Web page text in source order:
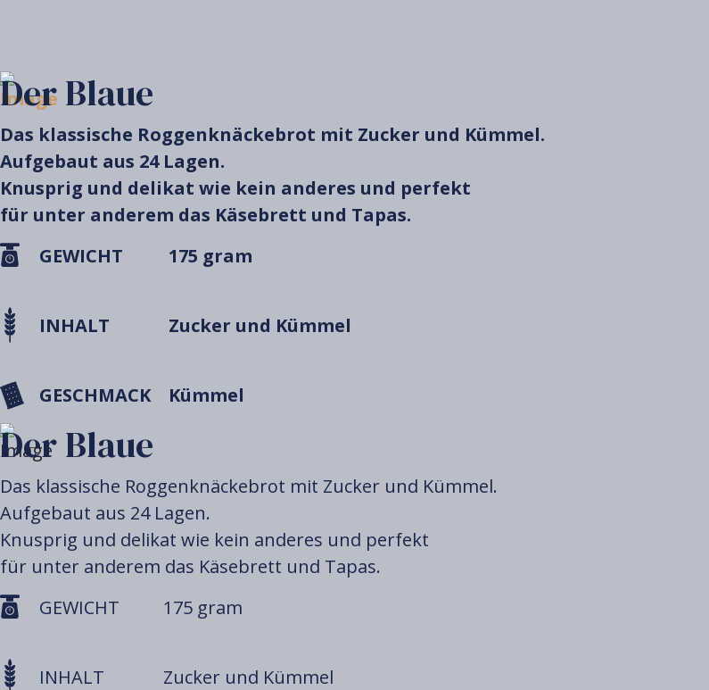
Der Blaue
Das klassische Roggenknäckebrot mit Zucker und Kümmel.
Aufgebaut aus 24 Lagen.
Knusprig und delikat wie kein anderes und perfekt
für unter anderem das Käsebrett und Tapas.
GEWICHT
175 gram
INHALT Zucker und Kümmel
GESCHMACK Kümmel
Der Blaue
Das klassische Roggenknäckebrot mit Zucker und Kümmel.
Aufgebaut aus 24 Lagen.
Knusprig und delikat wie kein anderes und perfekt
für unter anderem das Käsebrett und Tapas.
GEWICHT
175 gram
INHALT Zucker und Kümmel